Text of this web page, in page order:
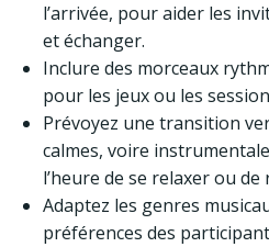
l’arrivée, pour aider les
et échanger.
Inclure des morceaux
pour les jeux ou les
Prévoyez une transition
calmes, voire
l’heure de se relaxer ou
Adaptez les genres
préférences des